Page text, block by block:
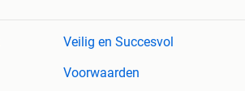
Veilig en Succesvol
Voorwaarden